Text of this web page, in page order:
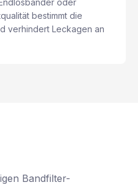
oder
bestimmt die
verhindert Leckagen an
Bandfilter-